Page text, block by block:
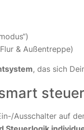
& Außentreppe)
, das sich
Ausschalter auf